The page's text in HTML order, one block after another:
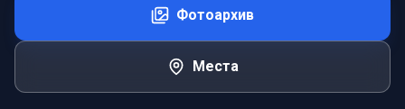
Фотоархив
Места